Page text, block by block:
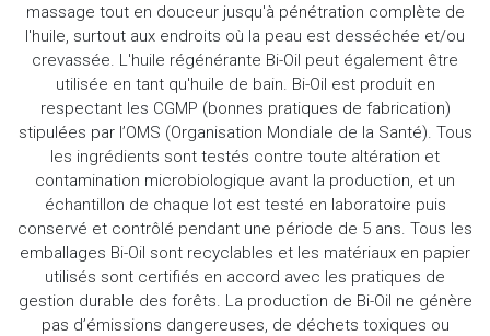
massage tout en douceur jusqu'à pénétration complète de
l'huile, surtout aux endroits où la peau est desséchée et/ou
crevassée. L'huile régénérante Bi-Oil peut également être
utilisée en tant qu'huile de bain. Bi-Oil est produit en
respectant les CGMP (bonnes pratiques de fabrication)
stipulées par l’OMS (Organisation Mondiale de la Santé). Tous
les ingrédients sont testés contre toute altération et
contamination microbiologique avant la production, et un
échantillon de chaque lot est testé en laboratoire puis
conservé et contrôlé pendant une période de 5 ans. Tous les
emballages Bi-Oil sont recyclables et les matériaux en papier
utilisés sont certifiés en accord avec les pratiques de
gestion durable des forêts. La production de Bi-Oil ne génère
pas d’émissions dangereuses, de déchets toxiques ou